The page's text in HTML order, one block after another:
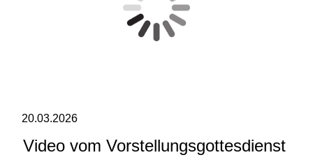
20.03.2026
Video vom Vorstellungsgottesdienst